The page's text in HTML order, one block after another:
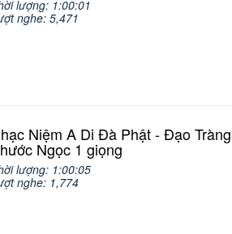
lượng: 1:00:01
nghe: 5,471
Niệm A Di Đà Phật - Đạo Tràng
Ngọc 1 giọng
lượng: 1:00:05
nghe: 1,774